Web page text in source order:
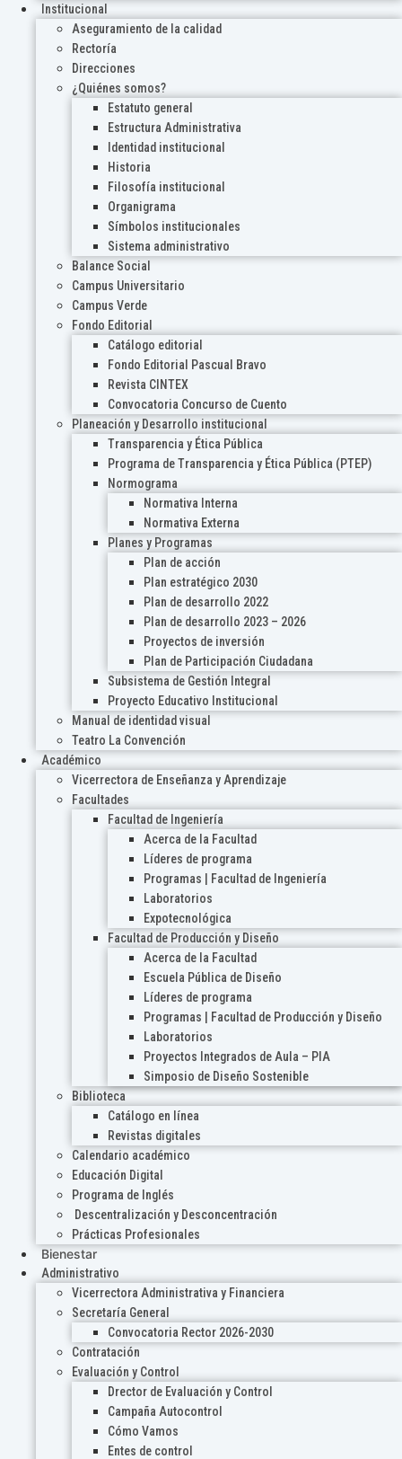
Institucional
Aseguramiento de la calidad
Rectoría
Direcciones
¿Quiénes somos?
Estatuto general
Estructura Administrativa
Identidad institucional
Historia
Filosofía institucional
Organigrama
Símbolos institucionales
Sistema administrativo
Balance Social
Campus Universitario
Campus Verde
Fondo Editorial
Catálogo editorial
Fondo Editorial Pascual Bravo
Revista CINTEX
Convocatoria Concurso de Cuento
Planeación y Desarrollo institucional
Transparencia y Ética Pública
Programa de Transparencia y Ética Pública (PTEP)
Normograma
Normativa Interna
Normativa Externa
Planes y Programas
Plan de acción
Plan estratégico 2030
Plan de desarrollo 2022
Plan de desarrollo 2023 – 2026
Proyectos de inversión
Plan de Participación Ciudadana
Subsistema de Gestión Integral
Proyecto Educativo Institucional
Manual de identidad visual
Teatro La Convención
Académico
Vicerrectora de Enseñanza y Aprendizaje
Facultades
Facultad de Ingeniería
Acerca de la Facultad
Líderes de programa
Programas | Facultad de Ingeniería
Laboratorios
Expotecnológica
Facultad de Producción y Diseño
Acerca de la Facultad
Escuela Pública de Diseño
Líderes de programa
Programas | Facultad de Producción y Diseño
Laboratorios
Proyectos Integrados de Aula – PIA
Simposio de Diseño Sostenible
Biblioteca
Catálogo en línea
Revistas digitales
Calendario académico
Educación Digital
Programa de Inglés
Descentralización y Desconcentración
Prácticas Profesionales
Bienestar
Administrativo
Vicerrectora Administrativa y Financiera
Secretaría General
Convocatoria Rector 2026-2030
Contratación
Evaluación y Control
Drector de Evaluación y Control
Campaña Autocontrol
Cómo Vamos
Entes de control